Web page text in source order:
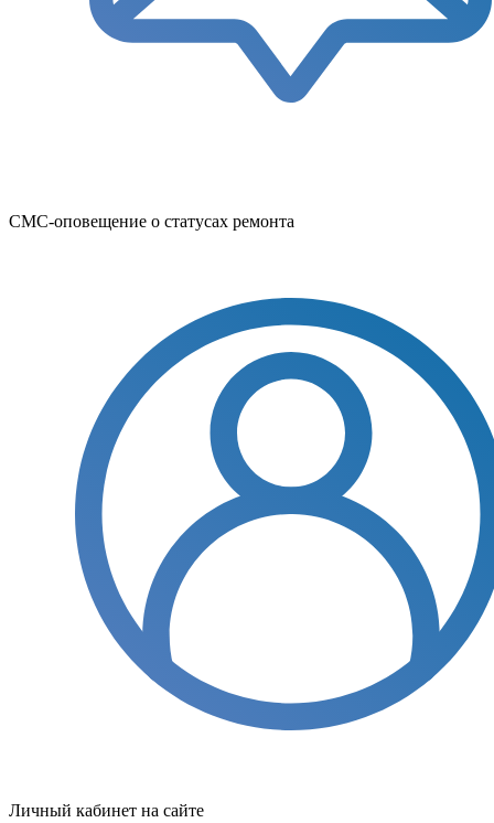
СМС-оповещение о статусах ремонта
Личный кабинет на сайте